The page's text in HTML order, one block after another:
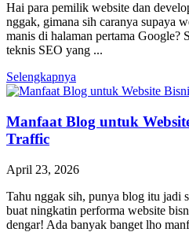
Hai para pemilik website dan
nggak, gimana sih caranya supaya
manis di halaman pertama Google?
teknis SEO yang ...
Selengkapnya
Manfaat Blog untuk
Traffic
April 23, 2026
Tahu nggak sih, punya blog itu jadi
buat ningkatin performa website
dengar! Ada banyak banget lho